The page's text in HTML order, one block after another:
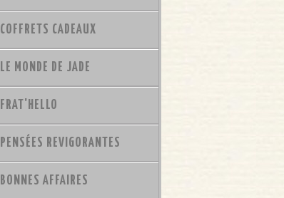
COFFRETS CADEAUX
LE MONDE DE JADE
FRAT'HELLO
PENSÉES REVIGORANTES
BONNES AFFAIRES